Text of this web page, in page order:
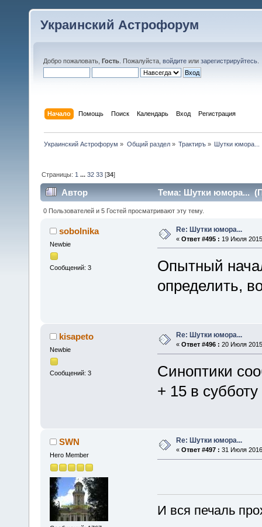
Украинский Астрофорум
Добро пожаловать, Гость . Пожалуйста, войдите или зарегистрируйтесь
Начало Помощь Поиск Календарь Вход Регистрация
Украинский Астрофорум » Общий раздел» Трактиръ» Шутки юмора...
Страницы: 1 ...32 33 [34]
Автор Тема: Шутки юмора...
0 Пользователей и 5 Гостей просматривают эту тему.
sobolnika
Newbie
Сообщений: 3
Re: Шутки юмора...
« Ответ #495 : 19 Июля
Опытный
определить,
kisapeto
Newbie
Сообщений: 3
Re: Шутки юмора...
« Ответ #496 : 20 Июля
Синоптики
+ 15 в
SWN
Hero Member
Re: Шутки юмора...
« Ответ #497 : 31 Июля
И вся печаль